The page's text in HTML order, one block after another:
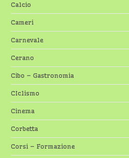
Calcio
Cameri
Carnevale
Cerano
Cibo – Gastronomia
CIclismo
Cinema
Corbetta
Corsi – Formazione